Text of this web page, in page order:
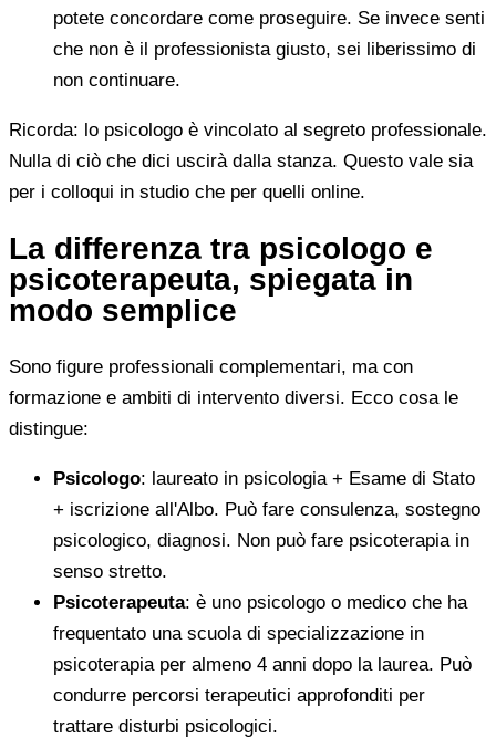
potete concordare come proseguire. Se invece senti
che non è il professionista giusto, sei liberissimo di
non continuare.
Ricorda: lo psicologo è vincolato al segreto professionale.
Nulla di ciò che dici uscirà dalla stanza. Questo vale sia
per i colloqui in studio che per quelli online.
La differenza tra psicologo e
psicoterapeuta, spiegata in
modo semplice
Sono figure professionali complementari, ma con
formazione e ambiti di intervento diversi. Ecco cosa le
distingue:
Psicologo: laureato in psicologia + Esame di Stato
+ iscrizione all'Albo. Può fare consulenza, sostegno
psicologico, diagnosi. Non può fare psicoterapia in
senso stretto.
Psicoterapeuta: è uno psicologo o medico che ha
frequentato una scuola di specializzazione in
psicoterapia per almeno 4 anni dopo la laurea. Può
condurre percorsi terapeutici approfonditi per
trattare disturbi psicologici.